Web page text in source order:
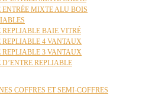
ENTRÉE MIXTE ALU BOIS
REPLIABLE BAIE VITRÉ
REPLIABLE 4 VANTAUX
REPLIABLE 3 VANTAUX
D’ENTRE REPLIABLE
COFFRES ET SEMI-COFFRES